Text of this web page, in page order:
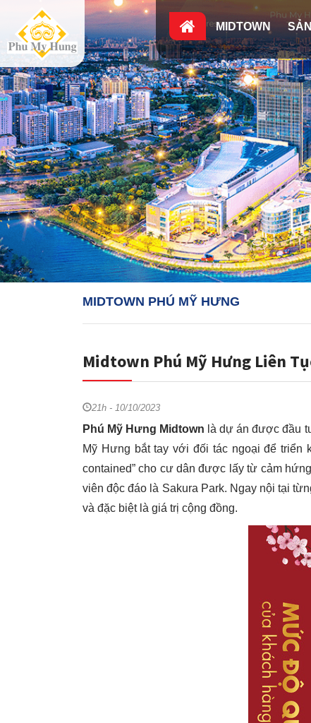
MIDTOWN
MIDTOWN PHÚ MỸ HƯNG
Midtown Phú Mỹ Hưng Liên
21h - 10/10/2023
Phú Mỹ Hưng Midtown là dự án được đầu
Mỹ Hưng bắt tay với đối tác ngoại để triển
contained” cho cư dân được lấy từ cảm
viên độc đáo là Sakura Park. Ngay nội tại
và đặc biệt là giá trị cộng đồng.